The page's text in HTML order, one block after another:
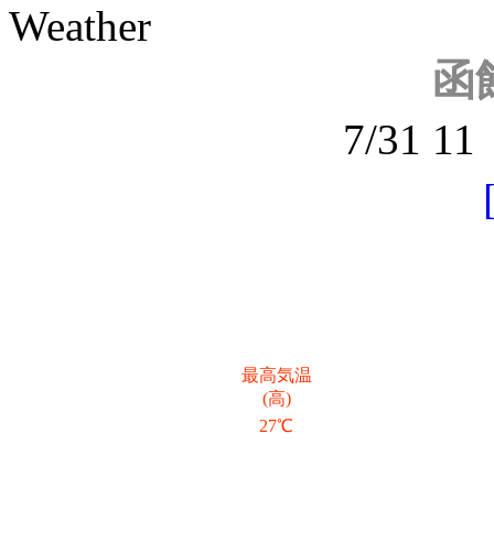
Weather
函
7/31
最高気温
(高)
27℃